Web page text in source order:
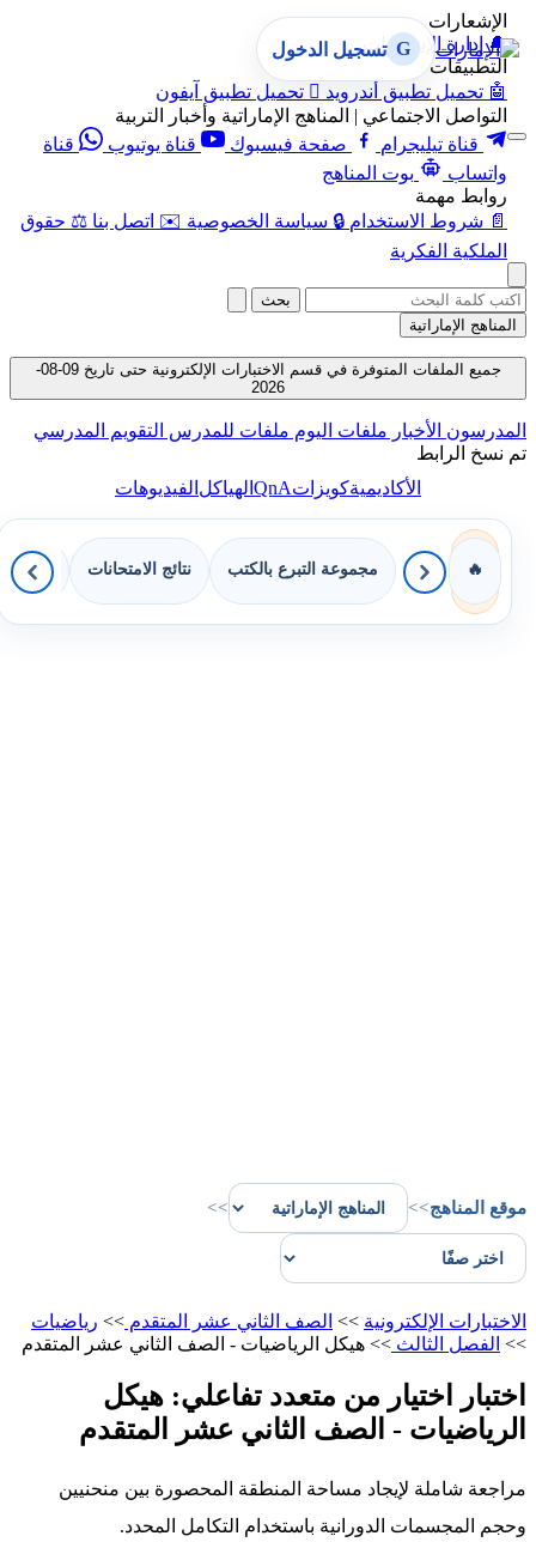
الإشعارات
🔔 إدارة الإشعارات
التطبيقات
🤖 تحميل تطبيق أندرويد  تحميل تطبيق آيفون
التواصل الاجتماعي | المناهج الإماراتية وأخبار التربية
قناة تيليجرام
صفحة فيسبوك قناة يوتيوب
قناة
واتساب
بوت المناهج
روابط مهمة
📄 شروط الاستخدام 🔒 سياسة الخصوصية ✉️ اتصل بنا ⚖️ حقوق
الملكية الفكرية
G تسجيل الدخول
بحث
المناهج الإماراتية
جميع الملفات المتوفرة في قسم الاختبارات الإلكترونية حتى تاريخ 09-08-
2026
المدرسون الأخبار ملفات اليوم ملفات للمدرس التقويم المدرسي
تم نسخ الرابط
الأكاديميةكويزاتQnAالهياكل الفيديوهات
🔥 مجموعة التبرع بالكتب نتائج الامتحانات
موقع المناهج>>
>>
الاختبارات الإلكترونية >> الصف الثاني عشر المتقدم >> رياضيات
>> الفصل الثالث >> هيكل الرياضيات - الصف الثاني عشر المتقدم
اختبار اختيار من متعدد تفاعلي: هيكل
الرياضيات - الصف الثاني عشر المتقدم
مراجعة شاملة لإيجاد مساحة المنطقة المحصورة بين منحنيين
وحجم المجسمات الدورانية باستخدام التكامل المحدد.